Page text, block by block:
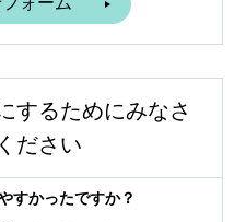
するためにみなさ
ださい
すかったですか？